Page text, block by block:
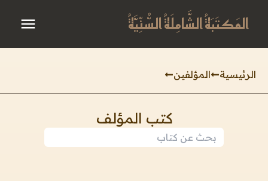
المَكتَبَةُ الشَّامِلَةُ السُّنِّيَّةُ
الرئيسية المؤلفين
كتب المؤلف